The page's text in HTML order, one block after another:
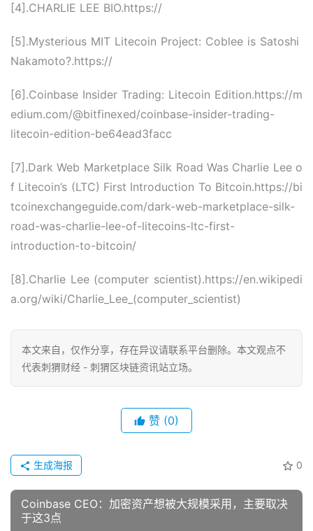
[4].CHARLIE LEE BIO.https://
[5].Mysterious MIT Litecoin Project: Coblee is Satoshi
Nakamoto?.https://
[6].Coinbase Insider Trading: Litecoin Edition.https://m
edium.com/@bitfinexed/coinbase-insider-trading-
litecoin-edition-be64ead3facc
[7].Dark Web Marketplace Silk Road Was Charlie Lee o
f Litecoin’s (LTC) First Introduction To Bitcoin.https://bi
tcoinexchangeguide.com/dark-web-marketplace-silk-
road-was-charlie-lee-of-litecoins-ltc-first-
introduction-to-bitcoin/
[8].Charlie Lee (computer scientist).https://en.wikipedi
a.org/wiki/Charlie_Lee_(computer_scientist)
本文来自 ，仅作分享，存在异议请联系平台删除。本文观点不
代表刺猬财经 - 刺猬区块链资讯站立场。
赞 (0)
0
生成海报
Coinbase CEO：加密资产想被大规模采用，主要取决
于这3点